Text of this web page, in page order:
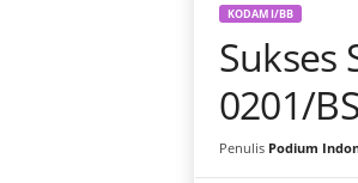
KODAM I/BB
Sukses
0201/
Penulis Podium